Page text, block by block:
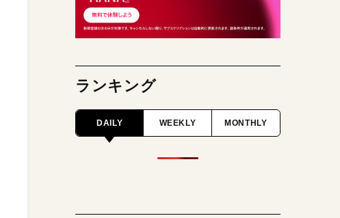
ランキング
DAILY WEEKLY MONTHLY